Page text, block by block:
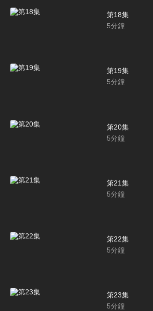
第18集
5分鐘
第19集
5分鐘
第20集
5分鐘
第21集
5分鐘
第22集
5分鐘
第23集
5分鐘